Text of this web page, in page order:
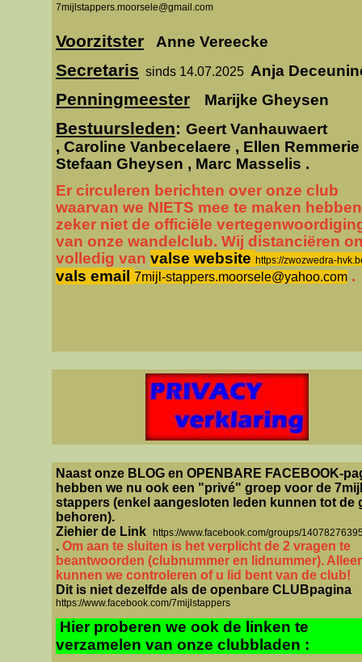
7mijlstappers.moorsele@gmail.com
Voorzitster Anne Vereecke
Secretaris sinds 14.07.2025 Anja
Penningmeester Marijke Gheysen
Bestuursleden: Geert Vanhauwaert
, Caroline Vanbecelaere , Ellen Remmerie
Stefaan Gheysen , Marc Masselis .
Er circuleren berichten over onze club
waarvan we NIETS mee te maken
zeker niet de officiële
van onze wandelclub. Wij distanciëren
volledig van valse website https://zwozwedra-
vals email 7mijl-stappers.moorsele@yahoo.com .
Naast onze BLOG en OPENBARE FACEBOOK-
hebben we nu ook een "privé" groep voor de
stappers (enkel aangesloten leden kunnen tot de
behoren).
Ziehier de Link https://www.facebook.com/groups/
. Om aan te sluiten is het verplicht de 2 vragen te
beantwoorden (clubnummer en lidnummer).
kunnen we controleren of u lid bent van de club!
Dit is niet dezelfde als de openbare CLUBpagina
https://www.facebook.com/7mijlstappers
Hier proberen we ook de linken te
verzamelen van onze clubbladen :